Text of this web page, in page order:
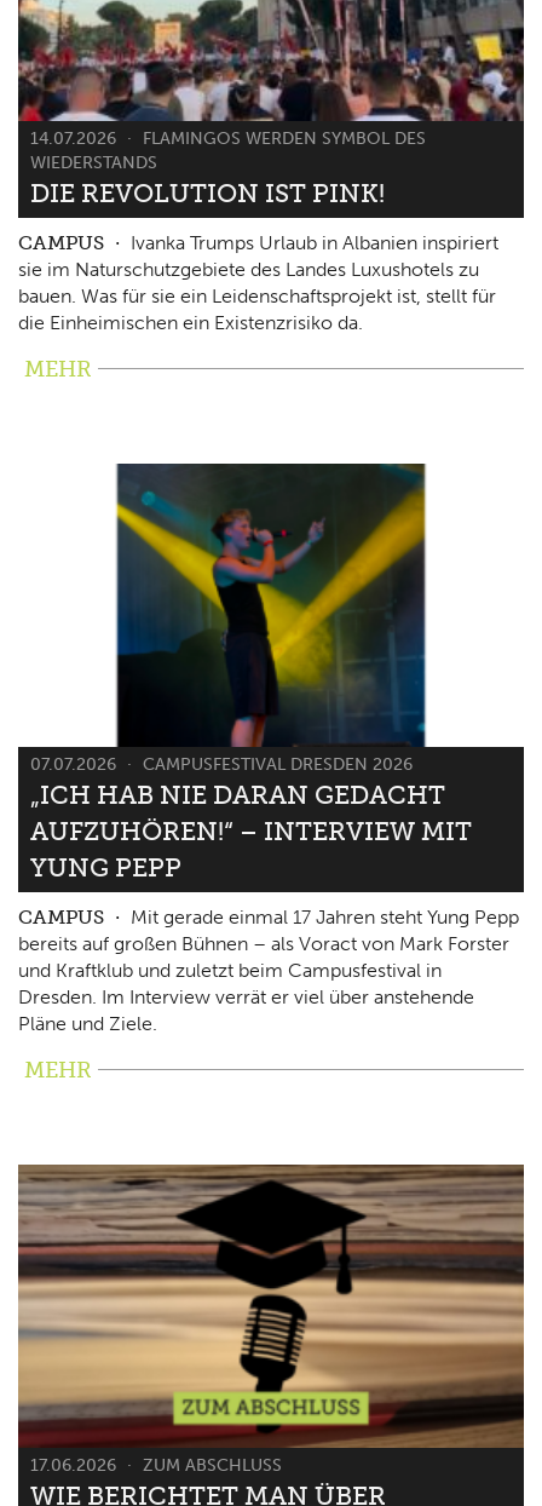
14.07.2026
FLAMINGOS WERDEN SYMBOL DES
WIEDERSTANDS
DIE REVOLUTION IST PINK!
CAMPUS
Ivanka Trumps Urlaub in Albanien inspiriert
sie im Naturschutzgebiete des Landes Luxushotels zu
bauen. Was für sie ein Leidenschaftsprojekt ist, stellt für
die Einheimischen ein Existenzrisiko da.
MEHR
07.07.2026 CAMPUSFESTIVAL DRESDEN 2026
„ICH HAB NIE DARAN GEDACHT
AUFZUHÖREN!“ – INTERVIEW MIT
YUNG PEPP
CAMPUS
Mit gerade einmal 17 Jahren steht Yung Pepp
bereits auf großen Bühnen – als Voract von Mark Forster
und Kraftklub und zuletzt beim Campusfestival in
Dresden. Im Interview verrät er viel über anstehende
Pläne und Ziele.
MEHR
17.06.2026 ZUM ABSCHLUSS
WIE BERICHTET MAN ÜBER